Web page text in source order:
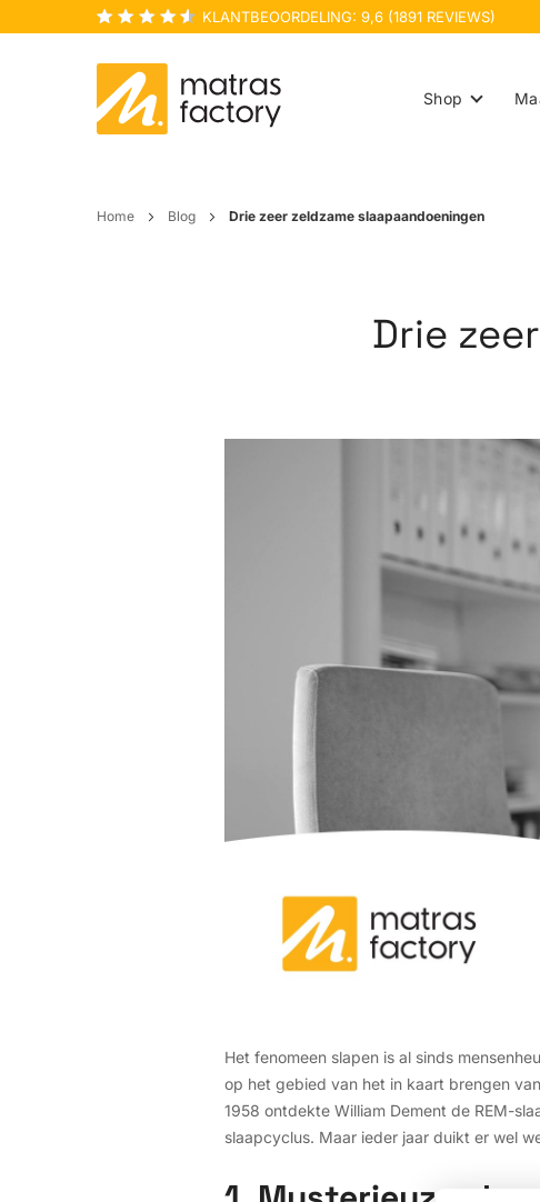
KLANTBEOORDELING: 9,6 (1891 REVIEWS)
Shop
Home Blog Drie zeer zeldzame slaapaandoeningen
Drie
Het fenomeen slapen is al sinds
op het gebied van het in kaart brengen
1958 ontdekte William Dement de REM-
slaapcyclus. Maar ieder jaar duikt er wel